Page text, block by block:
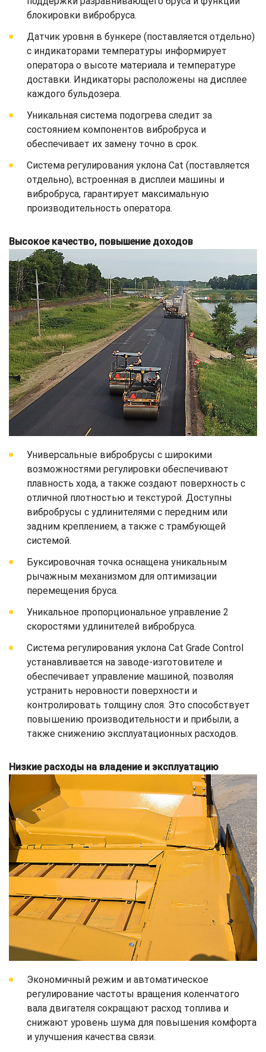
блокировки вибробруса.
Датчик уровня в бункере (поставляется отдельно)
с индикаторами температуры информирует
оператора о высоте материала и температуре
доставки. Индикаторы расположены на дисплее
каждого бульдозера.
Уникальная система подогрева следит за
состоянием компонентов вибробруса и
обеспечивает их замену точно в срок.
Система регулирования уклона Cat (поставляется
отдельно), встроенная в дисплеи машины и
вибробруса, гарантирует максимальную
производительность оператора.
Высокое качество, повышение доходов
Универсальные вибробрусы с широкими
возможностями регулировки обеспечивают
плавность хода, а также создают поверхность с
отличной плотностью и текстурой. Доступны
вибробрусы с удлинителями с передним или
задним креплением, а также с трамбующей
системой.
Буксировочная точка оснащена уникальным
рычажным механизмом для оптимизации
перемещения бруса.
Уникальное пропорциональное управление 2
скоростями удлинителей вибробруса.
Система регулирования уклона Cat Grade Control
устанавливается на заводе-изготовителе и
обеспечивает управление машиной, позволяя
устранить неровности поверхности и
контролировать толщину слоя. Это способствует
повышению производительности и прибыли, а
также снижению эксплуатационных расходов.
Низкие расходы на владение и эксплуатацию
Экономичный режим и автоматическое
регулирование частоты вращения коленчатого
вала двигателя сокращают расход топлива и
снижают уровень шума для повышения комфорта
и улучшения качества связи.